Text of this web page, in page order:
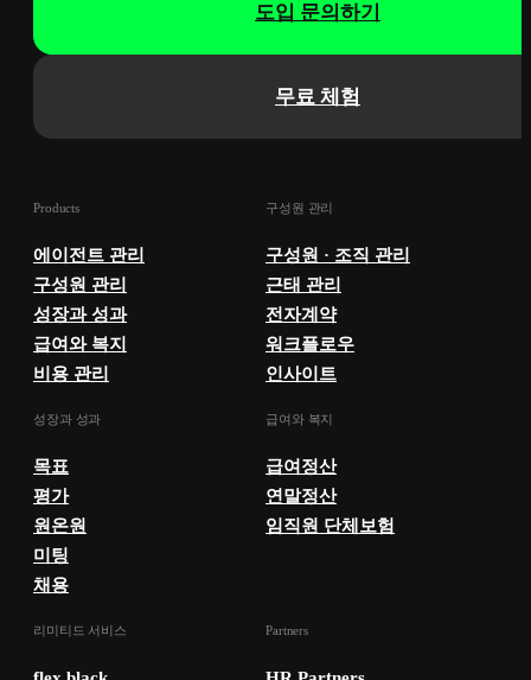
무료 체험
도입 문의하기
Products
에이전트 관리
구성원 관리
성장과 성과
급여와 복지
비용 관리
구성원 관리
구성원 · 조직 관리
근태 관리
전자계약
워크플로우
인사이트
성장과 성과
목표
평가
원온원
미팅
채용
급여와 복지
급여정산
연말정산
임직원 단체보험
리미티드 서비스 Partners